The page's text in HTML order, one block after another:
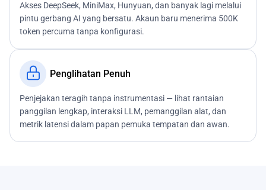
Akses DeepSeek, MiniMax, Hunyuan, dan banyak lagi melalui
pintu gerbang AI yang bersatu. Akaun baru menerima 500K
token percuma tanpa konfigurasi.
Penglihatan Penuh
Penjejakan teragih tanpa instrumentasi — lihat rantaian
panggilan lengkap, interaksi LLM, pemanggilan alat, dan
metrik latensi dalam papan pemuka tempatan dan awan.